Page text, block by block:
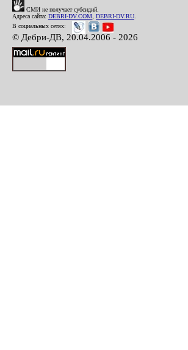
СМИ не получает субсидий.
Адреса сайта: DEBRI-DV.COM DEBRI-DV.RU
В социальных сетях:
© Дебри-ДВ, 20.04.2006 - 2026